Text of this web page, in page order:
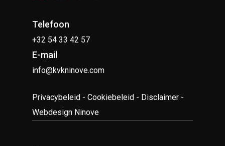
Telefoon
+32 54 33 42 57
E-mail
info@kvkninove.com
Privacybeleid -Cookiebeleid - Disclaimer -
Webdesign Ninove